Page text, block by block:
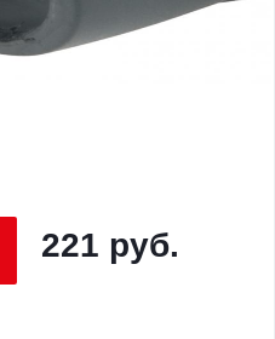
221 руб.